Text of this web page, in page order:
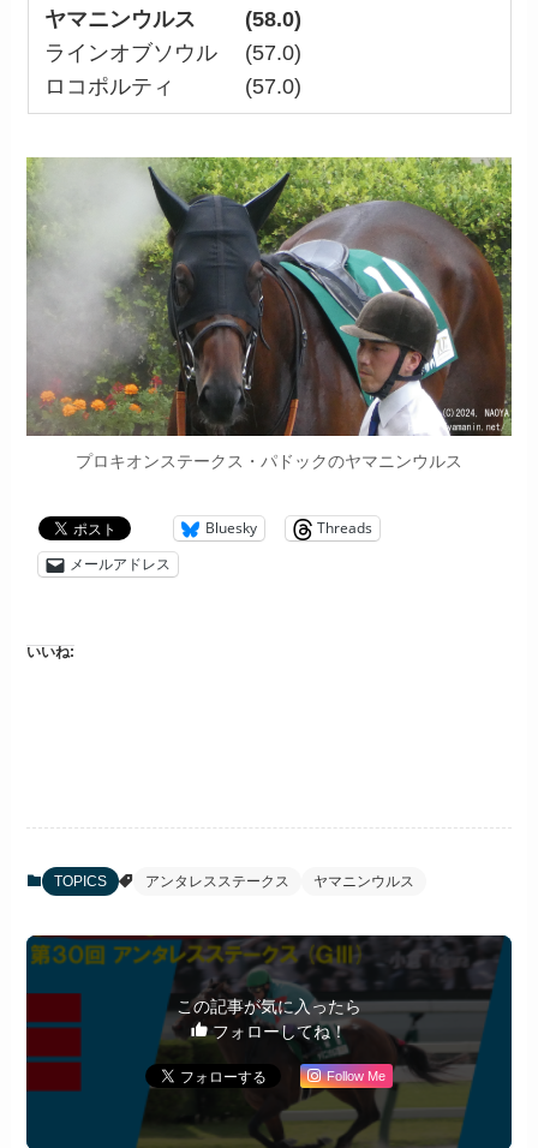
ヤマニンウルス (58.0)
ラインオブソウル (57.0)
ロコポルティ (57.0)
プロキオンステークス・パドックのヤマニンウルス
Bluesky
Threads
メールアドレス
いいね:
TOPICS アンタレスステークス ヤマニンウルス
この記事が気に入ったら
フォローしてね！
Follow Me